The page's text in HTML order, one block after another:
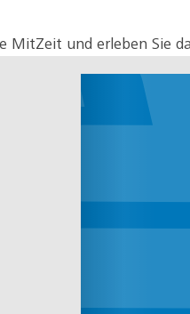
MitZeit und erleben Sie